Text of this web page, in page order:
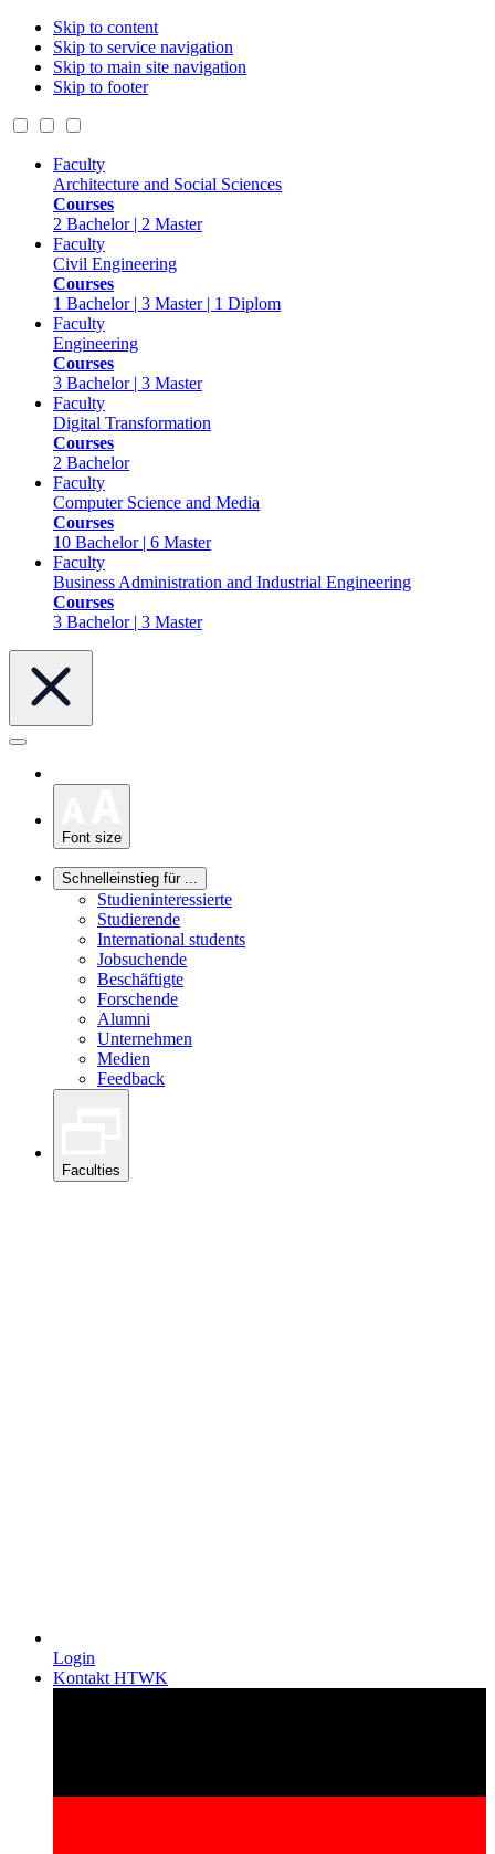
Skip to content
Skip to service navigation
Skip to main site navigation
Skip to footer
Faculty
Architecture and Social Sciences
Courses
2 Bachelor | 2 Master
Faculty
Civil Engineering
Courses
1 Bachelor | 3 Master | 1 Diplom
Faculty
Engineering
Courses
3 Bachelor | 3 Master
Faculty
Digital Transformation
Courses
2 Bachelor
Faculty
Computer Science and Media
Courses
10 Bachelor | 6 Master
Faculty
Business Administration and Industrial Engineering
Courses
3 Bachelor | 3 Master
Font size
Schnelleinstieg für ...
Studieninteressierte
Studierende
International students
Jobsuchende
Beschäftigte
Forschende
Alumni
Unternehmen
Medien
Feedback
Faculties
Login
Kontakt HTWK